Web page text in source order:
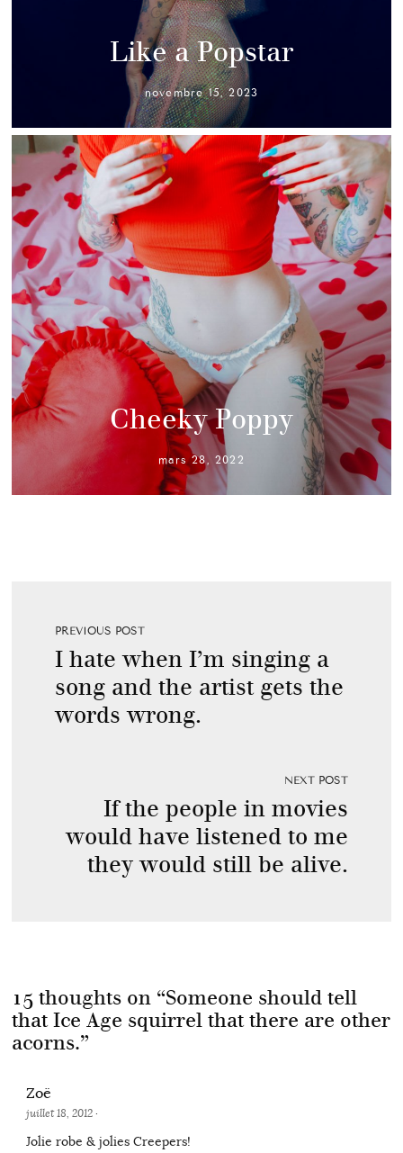
Like a Popstar
novembre 15, 2023
Cheeky Poppy
mars 28, 2022
PREVIOUS POST
I hate when I’m singing a
song and the artist gets the
words wrong.
NEXT POST
If the people in movies
would have listened to me
they would still be alive.
15 thoughts on “Someone should tell
that Ice Age squirrel that there are other
acorns.”
Zoë
juillet 18, 2012·
Jolie robe & jolies Creepers!